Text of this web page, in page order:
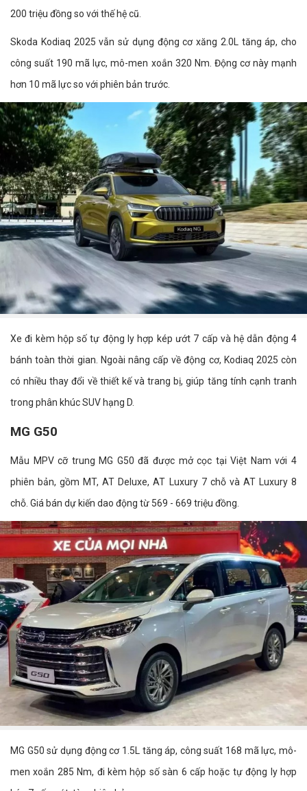
200 triệu đồng so với thế hệ cũ.
Skoda Kodiaq 2025 vẫn sử dụng động cơ xăng 2.0L tăng áp, cho
công suất 190 mã lực, mô-men xoắn 320 Nm. Động cơ này mạnh
hơn 10 mã lực so với phiên bản trước.
Xe đi kèm hộp số tự động ly hợp kép ướt 7 cấp và hệ dẫn động 4
bánh toàn thời gian. Ngoài nâng cấp về động cơ, Kodiaq 2025 còn
có nhiều thay đổi về thiết kế và trang bị, giúp tăng tính cạnh tranh
trong phân khúc SUV hạng D.
MG G50
Mẫu MPV cỡ trung MG G50 đã được mở cọc tại Việt Nam với 4
phiên bản, gồm MT, AT Deluxe, AT Luxury 7 chỗ và AT Luxury 8
chỗ. Giá bán dự kiến dao động từ 569 - 669 triệu đồng.
MG G50 sử dụng động cơ 1.5L tăng áp, công suất 168 mã lực, mô-
men xoắn 285 Nm, đi kèm hộp số sàn 6 cấp hoặc tự động ly hợp